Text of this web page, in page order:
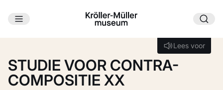
Ga naar hoofdinhoud
Lees voor
Lees voor
STUDIE VOOR CONTRA-
COMPOSITIE XX